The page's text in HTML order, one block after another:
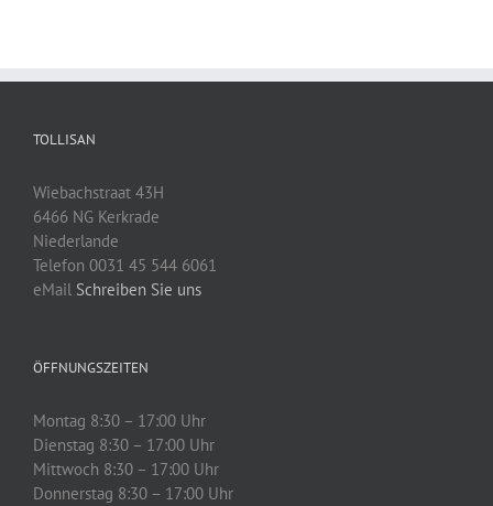
TOLLISAN
Wiebachstraat 43H
6466 NG Kerkrade
Niederlande
Telefon 0031 45 544 6061
eMail Schreiben Sie uns
ÖFFNUNGSZEITEN
Montag 8:30 – 17:00 Uhr
Dienstag 8:30 – 17:00 Uhr
Mittwoch 8:30 – 17:00 Uhr
Donnerstag 8:30 – 17:00 Uhr